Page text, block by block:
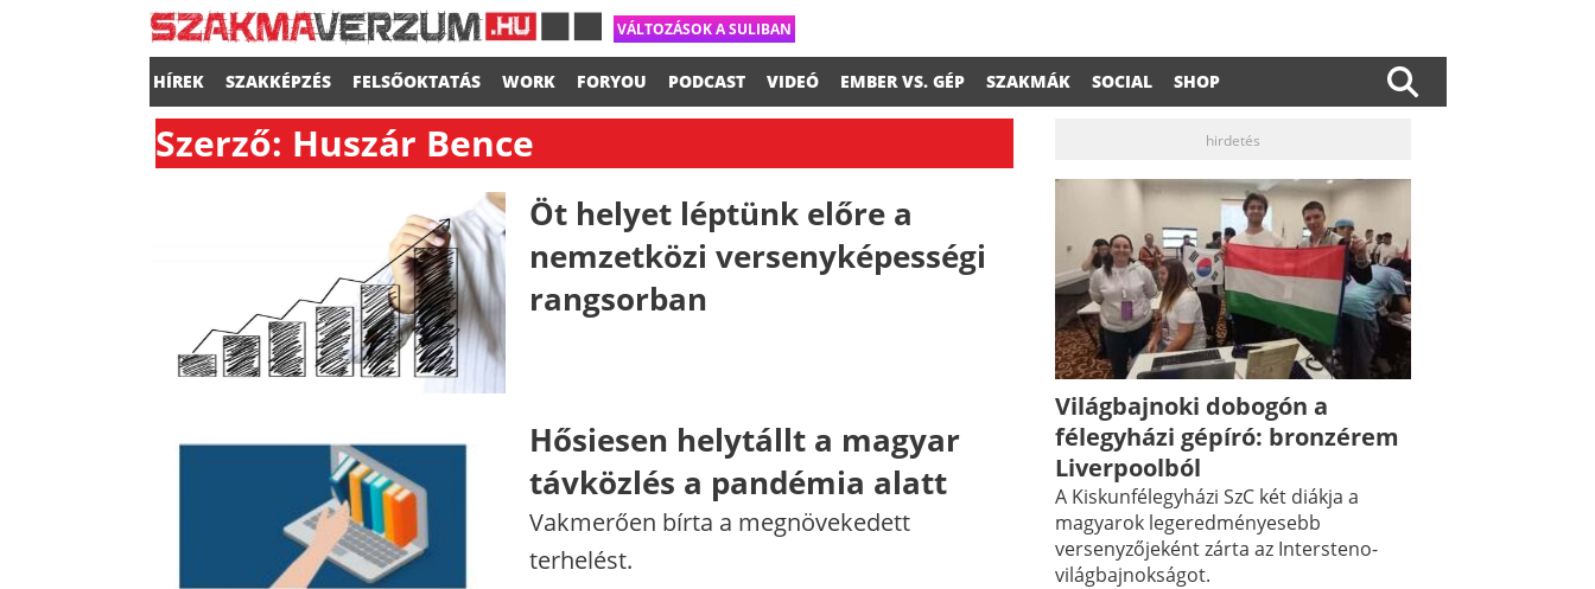
VÁLTOZÁSOK A SULIBAN
HÍREK SZAKKÉPZÉS FELSŐOKTATÁS WORK FORYOU PODCAST VIDEÓ EMBER VS. GÉP SZAKMÁK SOCIAL SHOP
Szerző: Huszár Bence
Öt helyet léptünk előre a
nemzetközi versenyképességi
rangsorban
Hősiesen helytállt a magyar
távközlés a pandémia alatt
Vakmerően bírta a megnövekedett
terhelést.
hirdetés
Világbajnoki dobogón a
félegyházi gépíró: bronzérem
Liverpoolból
A Kiskunfélegyházi SzC két diákja a
magyarok legeredményesebb
versenyzőjeként zárta az Intersteno-
világbajnokságot.